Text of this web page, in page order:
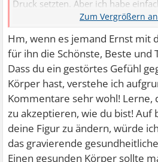
Druck setzten. Aber ich habe
irgendwas stimmt nicht mit mir.
Es ist nicht so, dass ich überhaupt
habe - im Gegenteil ich bin eig
schüchtern und es war schon paar
laufen. Ich war auch schon
ernster wurde, war dieses tolle
weggepustet, auch Angst war da
verkakt weil ich schnell das Weite
aber wars heulen groß und den
Hm, wenn es jemand Ernst mit
für ihn die Schönste, Beste und
Dass du ein gestörtes Gefühl
Körper hast, verstehe ich
Kommentare sehr wohl! Lerne,
zu akzeptieren, wie du bist! Auf
deine Figur zu ändern, würde
das gravierende
Einen gesunden Körper sollte